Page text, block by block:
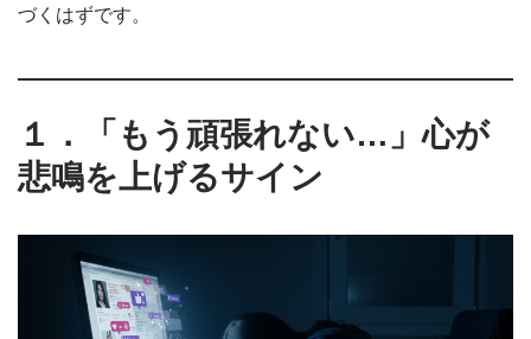
づくはずです。
１．「もう頑張れない…」心が
悲鳴を上げるサイン